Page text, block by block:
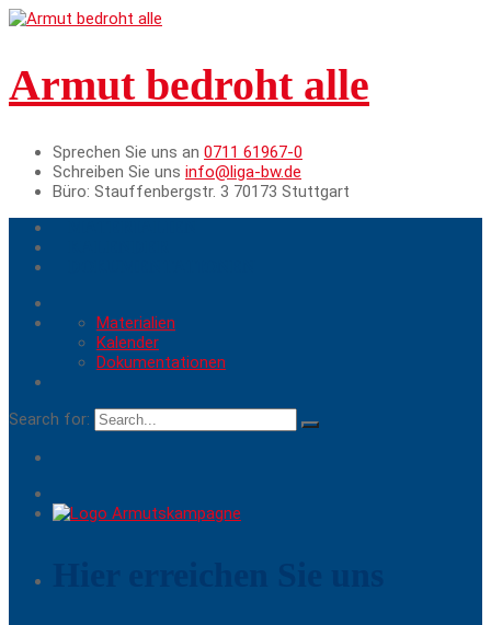
Armut bedroht alle
Sprechen Sie uns an 0711 61967-0
Schreiben Sie uns info@liga-bw.de
Büro: Stauffenbergstr. 3 70173 Stuttgart
Materialien
Kalender
Dokumentationen
Search for: